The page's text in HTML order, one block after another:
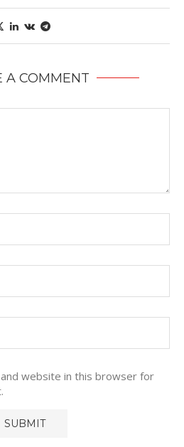
A COMMENT
and website in this browser for